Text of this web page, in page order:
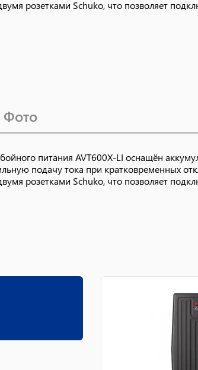
розетками Schuko, что позволяет
Фото
питания AVT600X-LI оснащён
подачу тока при кратковременных
розетками Schuko, что позволяет